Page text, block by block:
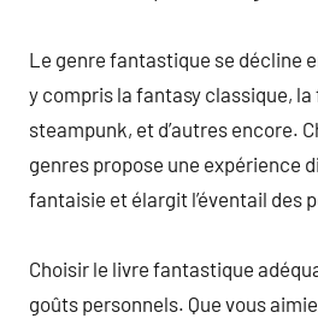
Le genre fantastique se décline
y compris la fantasy classique,
steampunk, et d’autres encore.
genres propose une expérience
fantaisie et élargit l’éventail des
Choisir le livre fantastique
goûts personnels. Que vous